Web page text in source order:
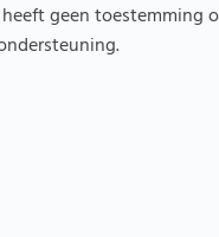
heeft geen toestemming